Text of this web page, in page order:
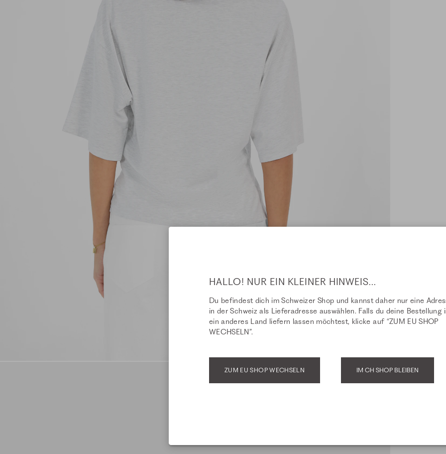
HALLO! NUR EIN KLEINER HINWEIS...
Du befindest dich im Schweizer Shop und kannst daher nur eine
in der Schweiz als Lieferadresse auswählen. Falls du deine Bestellung
ein anderes Land liefern lassen möchtest, klicke auf “ZUM EU SHOP
WECHSELN”.
ZUM EU SHOP WECHSELN IM CH SHOP BLEIBEN